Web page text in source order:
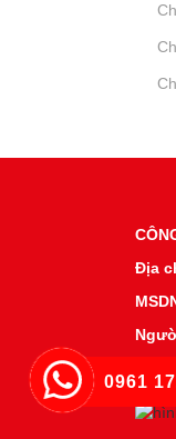
Địa
0961